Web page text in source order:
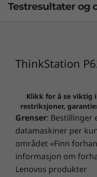
Sømløs
ThinkShield, vår
1-Kombinert port for
Lydinngang
-Lydutgang
- Mikrofoninngang
Testresultater og
ThinkStation
Klikk for å se viktig
restriksjoner,
Grenser: Bestillinger
datamaskiner per
området «Finn
informasjon om
Lenovos produkter